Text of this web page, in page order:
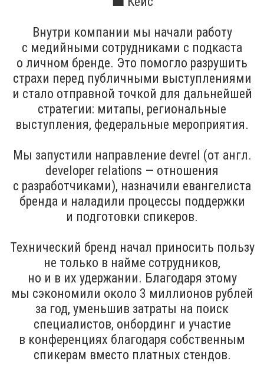
Внутри компании мы начали работу
с медийными сотрудниками с подкаста
о личном бренде. Это помогло разрушить
страхи перед публичными выступлениями
и стало отправной точкой для дальнейшей
стратегии: митапы, региональные
выступления, федеральные мероприятия.
Мы запустили направление devrel (от англ.
developer relations — отношения
с разработчиками), назначили евангелиста
бренда и наладили процессы поддержки
и подготовки спикеров.
Технический бренд начал приносить пользу
не только в найме сотрудников,
но и в их удержании. Благодаря этому
мы сэкономили около 3 миллионов рублей
за год, уменьшив затраты на поиск
специалистов, онбординг и участие
в конференциях благодаря собственным
спикерам вместо платных стендов.